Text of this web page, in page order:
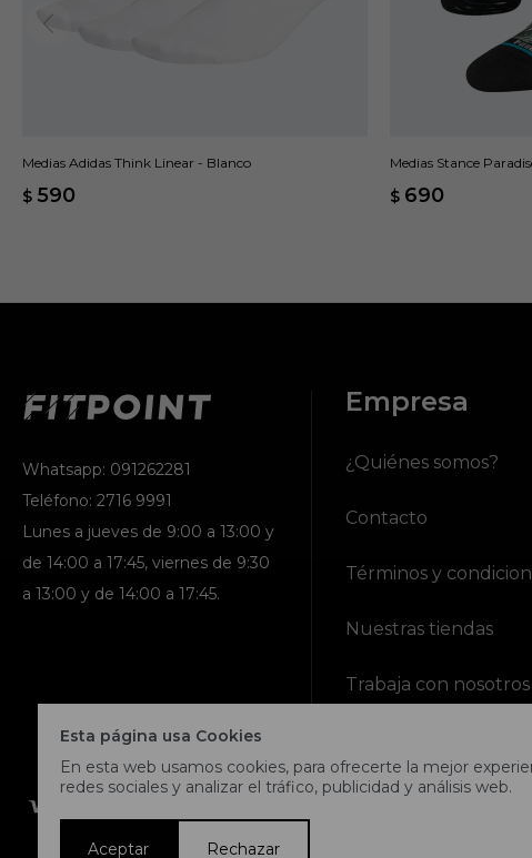
Esta página usa Cookies
En esta web usamos cookies, para ofrecerte la mejor
redes sociales y analizar el tráfico, publicidad y análisis web.
Aceptar Rechazar
Medias Adidas Think Linear - Blanco
$ 590
Medias Stance
$ 690
Whatsapp: 091262281
Teléfono: 2716 9991
Lunes a jueves de 9:00 a 13:00 y
de 14:00 a 17:45, viernes de 9:30
a 13:00 y de 14:00 a 17:45.
Empresa
¿Quiénes somos?
Contacto
Términos y
Nuestras tiendas
Trabaja con nosotros